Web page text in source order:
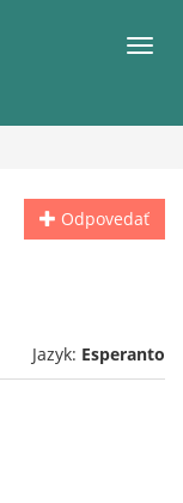
Odpovedať
Jazyk: Esperanto